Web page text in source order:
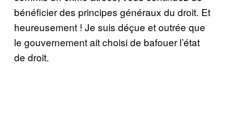
bénéficier des principes généraux du droit. Et
heureusement ! Je suis déçue et outrée que
le gouvernement ait choisi de bafouer l’état
de droit.